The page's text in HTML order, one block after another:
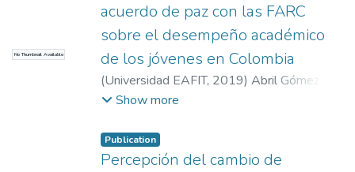
No Thumbnail Available
acuerdo de paz con las FARC
sobre el desempeño académico
de los jóvenes en Colombia
(Universidad EAFIT, 2019) Abril Gómez,
Sandra Verónica
Show more
Publication
Percepción del cambio de